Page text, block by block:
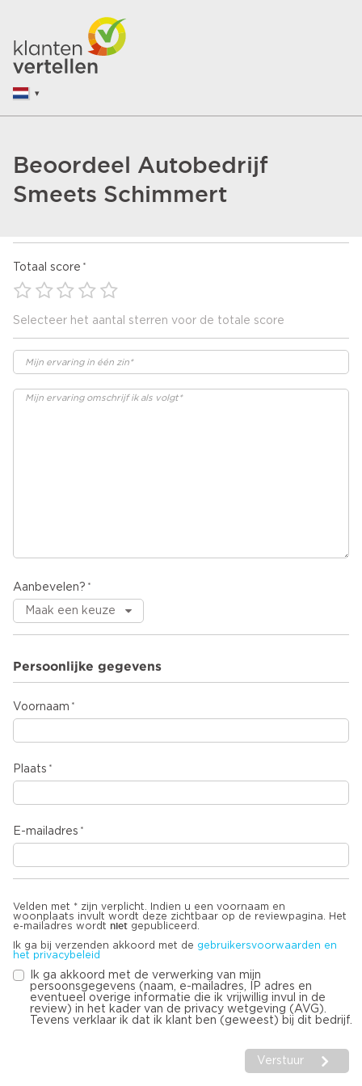
Beoordeel Autobedrijf
Smeets Schimmert
Totaal score
Selecteer het aantal sterren voor de totale score
Aanbevelen?
Persoonlijke gegevens
Voornaam
Plaats
E-mailadres
Velden met * zijn verplicht. Indien u een voornaam en
woonplaats invult wordt deze zichtbaar op de reviewpagina. Het
e-mailadres wordt niet gepubliceerd.
Ik ga bij verzenden akkoord met de gebruikersvoorwaarden en
het privacybeleid
Ik ga akkoord met de verwerking van mijn
persoonsgegevens (naam, e-mailadres, IP adres en
eventueel overige informatie die ik vrijwillig invul in de
review) in het kader van de privacy wetgeving (AVG).
Tevens verklaar ik dat ik klant ben (geweest) bij dit bedrijf.
Verstuur